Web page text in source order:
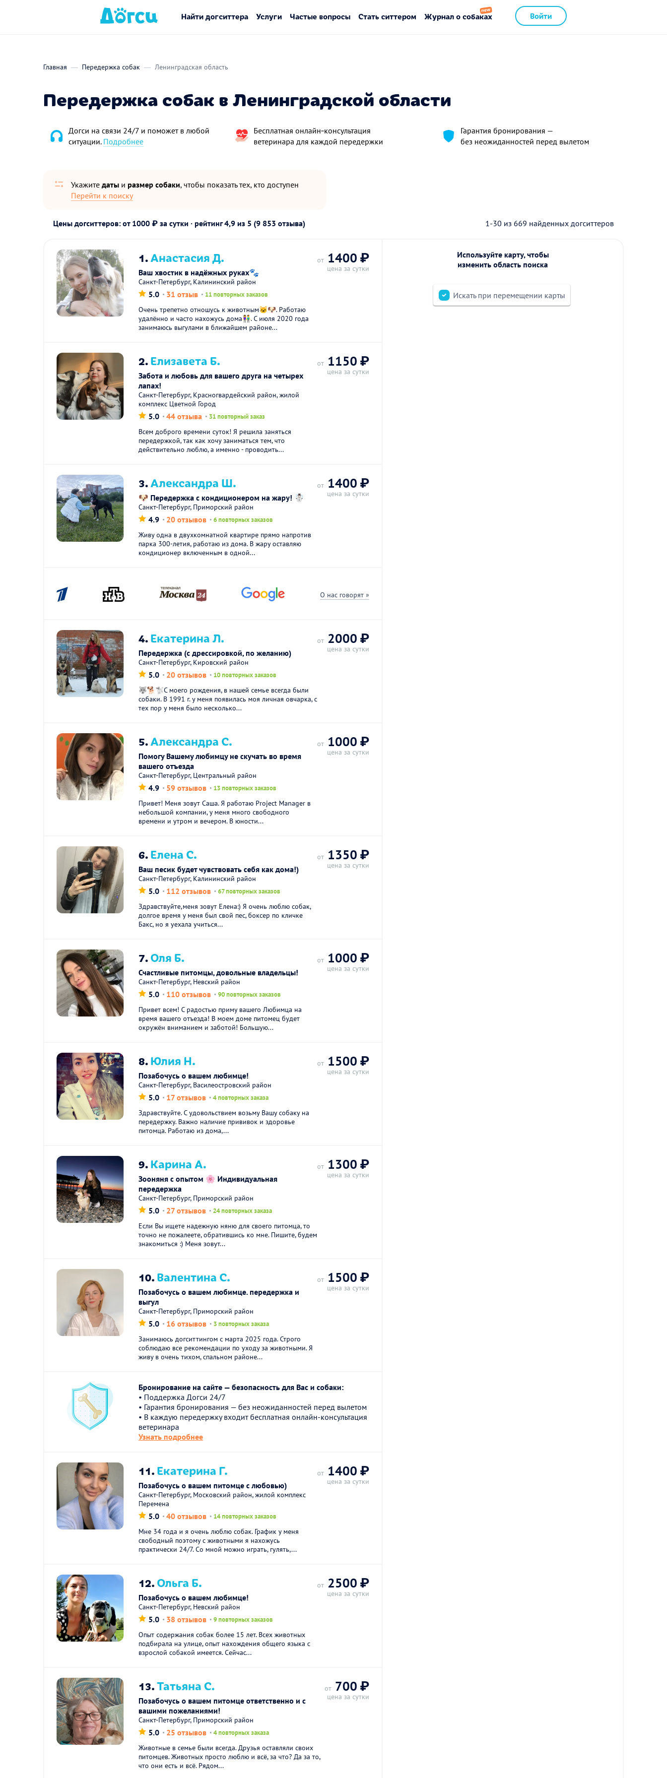
Войти
Найти догситтера Услуги Частые вопросы Стать ситтером Журнал о собаках
Главная Передержка собак Ленинградская область
Передержка собак в Ленинградской области
Догси на связи 24/7 и поможет в любой
ситуации. Подробнее
Бесплатная онлайн‑консультация
ветеринара для каждой передержки
Гарантия бронирования —
без неожиданностей перед вылетом
Укажите даты и размер собаки, чтобы показать тех, кто доступен
Перейти к поиску
Цены догситтеров: от 1000 ₽ за сутки · рейтинг4,9 из 5 (9 853 отзыва) 1-30 из 669 найденных догситтеров
1.Анастасия Д.
Ваш хвостик в надëжных руках🐾
Санкт-Петербург, Калининский район
5.0 31 отзыв 11 повторных заказов
Очень трепетно отношусь к животным🐱🐶. Работаю
удалённо и часто нахожусь дома👫. С июля 2020 года
занимаюсь выгулами в ближайшем районе...
от 1400 ₽
цена за сутки
2.Елизавета Б.
Забота и любовь для вашего друга на четырех
лапах!
Санкт-Петербург, Красногвардейский район, жилой
комплекс Цветной Город
5.0 44 отзыва 31 повторный заказ
Всем доброго времени суток! Я решила заняться
передержкой, так как хочу заниматься тем, что
действительно люблю, а именно - проводить...
от 1150 ₽
цена за сутки
3.Александра Ш.
🐶 Передержка с кондиционером на жару! ☃️
Санкт-Петербург, Приморский район
4.9 20 отзывов 6 повторных заказов
Живу одна в двухкомнатной квартире прямо напротив
парка 300-летия, работаю из дома. В жару оставляю
кондиционер включенным в одной...
от 1400 ₽
цена за сутки
О нас говорят »
4.Екатерина Л.
Передержка (с дрессировкой, по желанию)
Санкт-Петербург, Кировский район
5.0 20 отзывов 10 повторных заказов
🐺🐕🐩С моего рождения, в нашей семье всегда были
собаки. В 1991 г. у меня появилась моя личная овчарка, с
тех пор у меня было несколько...
от 2000 ₽
цена за сутки
5.Александра С.
Помогу Вашему любимцу не скучать во время
вашего отъезда
Санкт-Петербург, Центральный район
4.9 59 отзывов 13 повторных заказов
Привет! Меня зовут Саша. Я работаю Project Manager в
небольшой компании, у меня много свободного
времени и утром и вечером. В юности...
от 1000 ₽
цена за сутки
6.Елена С.
Ваш песик будет чувствовать себя как дома!)
Санкт-Петербург, Калининский район
5.0 112 отзывов 67 повторных заказов
Здравствуйте,меня зовут Елена:) Я очень люблю собак,
долгое время у меня был свой пес, боксер по кличке
Бакс, но я уехала учиться...
от 1350 ₽
цена за сутки
7.Оля Б.
Счастливые питомцы, довольные владельцы!
Санкт-Петербург, Невский район
5.0 110 отзывов 90 повторных заказов
Привет всем! С радостью приму вашего Любимца на
время вашего отъезда! В моем доме питомец будет
окружён вниманием и заботой! Большую...
от 1000 ₽
цена за сутки
8.Юлия Н.
Позабочусь о вашем любимце!
Санкт-Петербург, Василеостровский район
5.0 17 отзывов 4 повторных заказа
Здравствуйте. С удовольствием возьму Вашу собаку на
передержку. Важно наличие прививок и здоровье
питомца. Работаю из дома,...
от 1500 ₽
цена за сутки
9.Карина А.
Зооняня с опытом 🌸 Индивидуальная
передержка
Санкт-Петербург, Приморский район
5.0 27 отзывов 24 повторных заказа
Если Вы ищете надежную няню для своего питомца, то
точно не пожалеете, обратившись ко мне. Пишите, будем
знакомиться :) Меня зовут...
от 1300 ₽
цена за сутки
10.Валентина С.
Позабочусь о вашем любимце. передержка и
выгул
Санкт-Петербург, Приморский район
5.0 16 отзывов 3 повторных заказа
Занимаюсь догситтингом с марта 2025 года. Строго
соблюдаю все рекомендации по уходу за животными. Я
живу в очень тихом, спальном районе...
от 1500 ₽
цена за сутки
Бронирование на сайте — безопасность для Вас и собаки:
• Поддержка Догси 24/7
• Гарантия бронирования — без неожиданностей перед вылетом
• В каждую передержку входит бесплатная онлайн-консультация
ветеринара
Узнать подробнее
11.Екатерина Г.
Позабочусь о вашем питомце с любовью)
Санкт-Петербург, Московский район, жилой комплекс
Перемена
5.0 40 отзывов 14 повторных заказов
Мне 34 года и я очень люблю собак. График у меня
свободный поэтому с животными я нахожусь
практически 24/7. Со мной можно играть, гулять,...
от 1400 ₽
цена за сутки
12.Ольга Б.
Позабочусь о вашем любимце!
Санкт-Петербург, Невский район
5.0 38 отзывов 9 повторных заказов
Опыт содержания собак более 15 лет. Всех животных
подбирала на улице, опыт нахождения общего языка с
взрослой собакой имеется. Сейчас...
от 2500 ₽
цена за сутки
13.Татьяна С.
Позабочусь о вашем питомце ответственно и с
вашими пожеланиями!
Санкт-Петербург, Приморский район
5.0 25 отзывов 4 повторных заказа
Животные в семье были всегда. Друзья оставляли своих
питомцев. Животных просто люблю и всё, за что? Да за то,
что они есть и всё. Рядом...
от 700 ₽
цена за сутки
Используйте карту, чтобы
изменить область поиска
Искать при перемещении карты